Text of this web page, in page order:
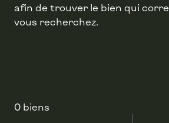
afin de trouver le bien qui
vous recherchez.
0 biens